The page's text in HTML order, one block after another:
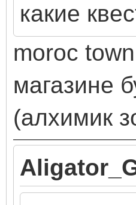
какие
moroc
магазине
(алхимик